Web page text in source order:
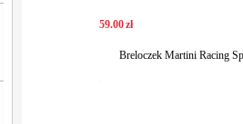
59.00zł
Breloczek Martini Racing